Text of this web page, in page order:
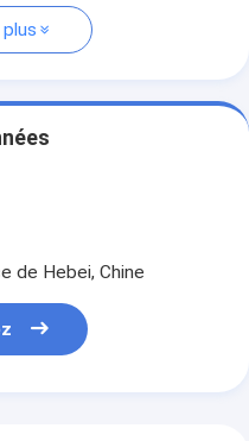
de Hebei, Chine